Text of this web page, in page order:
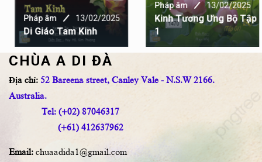
Pháp âm 13/02/2025
Di Giáo Tam Kinh
Pháp âm 13/02/2025
Kinh Tương Ưng Bộ Tập
1
CHÙA A DI ĐÀ
Địa chỉ: 52 Bareena street, Canley Vale - N.S.W 2166.
Australia.
Tel: (+02) 87046317
(+61) 412637962
Email: chuaadida1@gmail.com